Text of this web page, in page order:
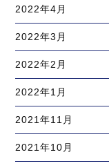
2022年4月
2022年3月
2022年2月
2022年1月
2021年11月
2021年10月